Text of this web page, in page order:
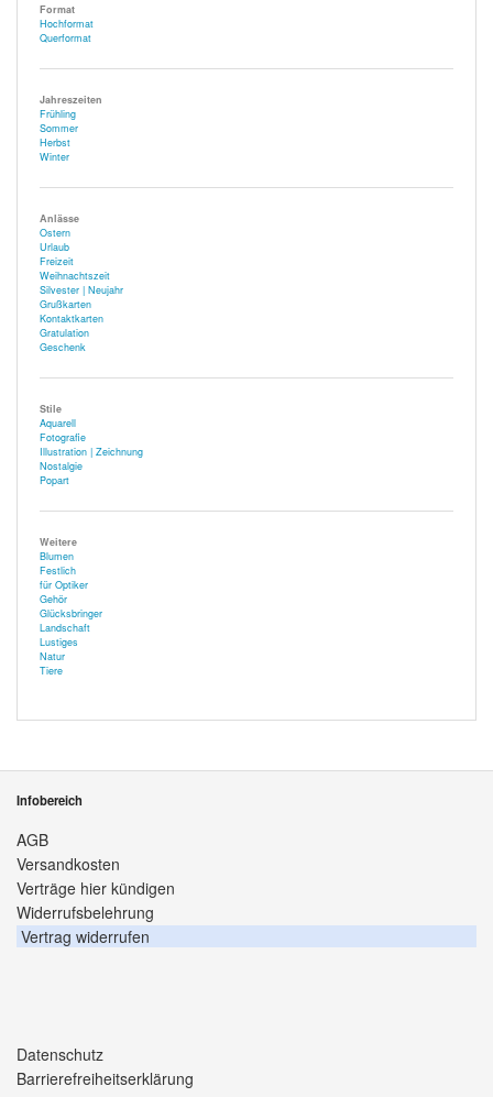
Format
Hochformat
Querformat
Jahreszeiten
Frühling
Sommer
Herbst
Winter
Anlässe
Ostern
Urlaub
Freizeit
Weihnachtszeit
Silvester | Neujahr
Grußkarten
Kontaktkarten
Gratulation
Geschenk
Stile
Aquarell
Fotografie
Illustration | Zeichnung
Nostalgie
Popart
Weitere
Blumen
Festlich
für Optiker
Gehör
Glücksbringer
Landschaft
Lustiges
Natur
Tiere
Infobereich
AGB
Versandkosten
Verträge hier kündigen
Widerrufsbelehrung
Vertrag widerrufen
Datenschutz
Barrierefreiheitserklärung